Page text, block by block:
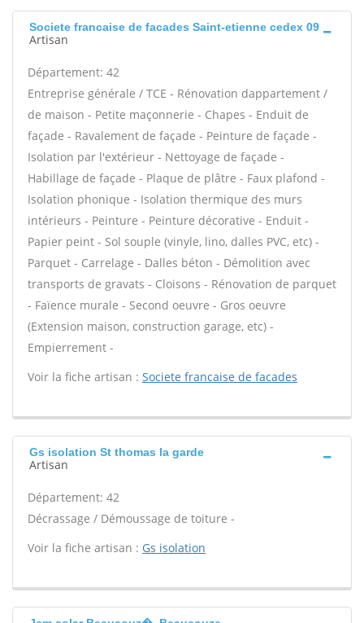
Societe francaise de facades Saint-etienne cedex 09
Artisan
Département: 42
Entreprise générale / TCE - Rénovation dappartement /
de maison - Petite maçonnerie - Chapes - Enduit de
façade - Ravalement de façade - Peinture de façade -
Isolation par l'extérieur - Nettoyage de façade -
Habillage de façade - Plaque de plâtre - Faux plafond -
Isolation phonique - Isolation thermique des murs
intérieurs - Peinture - Peinture décorative - Enduit -
Papier peint - Sol souple (vinyle, lino, dalles PVC, etc) -
Parquet - Carrelage - Dalles béton - Démolition avec
transports de gravats - Cloisons - Rénovation de parquet
- Faïence murale - Second oeuvre - Gros oeuvre
(Extension maison, construction garage, etc) -
Empierrement -
Voir la fiche artisan : Societe francaise de facades
Gs isolation St thomas la garde
Artisan
Département: 42
Décrassage / Démoussage de toiture -
Voir la fiche artisan : Gs isolation